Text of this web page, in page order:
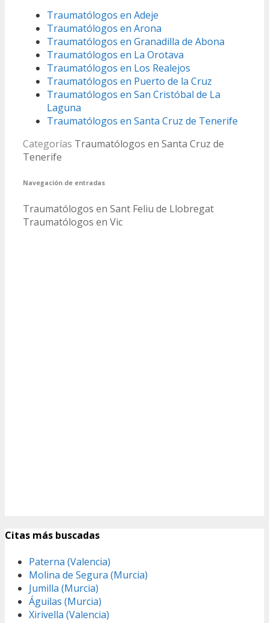
Traumatólogos en Adeje
Traumatólogos en Arona
Traumatólogos en Granadilla de Abona
Traumatólogos en La Orotava
Traumatólogos en Los Realejos
Traumatólogos en Puerto de la Cruz
Traumatólogos en San Cristóbal de La
Laguna
Traumatólogos en Santa Cruz de Tenerife
Categorías Traumatólogos en Santa Cruz de
Tenerife
Navegación de entradas
Traumatólogos en Sant Feliu de Llobregat
Traumatólogos en Vic
Citas más buscadas
Paterna (Valencia)
Molina de Segura (Murcia)
Jumilla (Murcia)
Águilas (Murcia)
Xirivella (Valencia)